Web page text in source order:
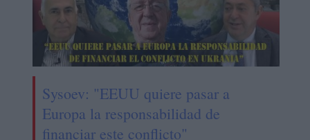
Sysoev: "EEUU quiere pasar a
Europa la responsabilidad de
financiar este conflicto"